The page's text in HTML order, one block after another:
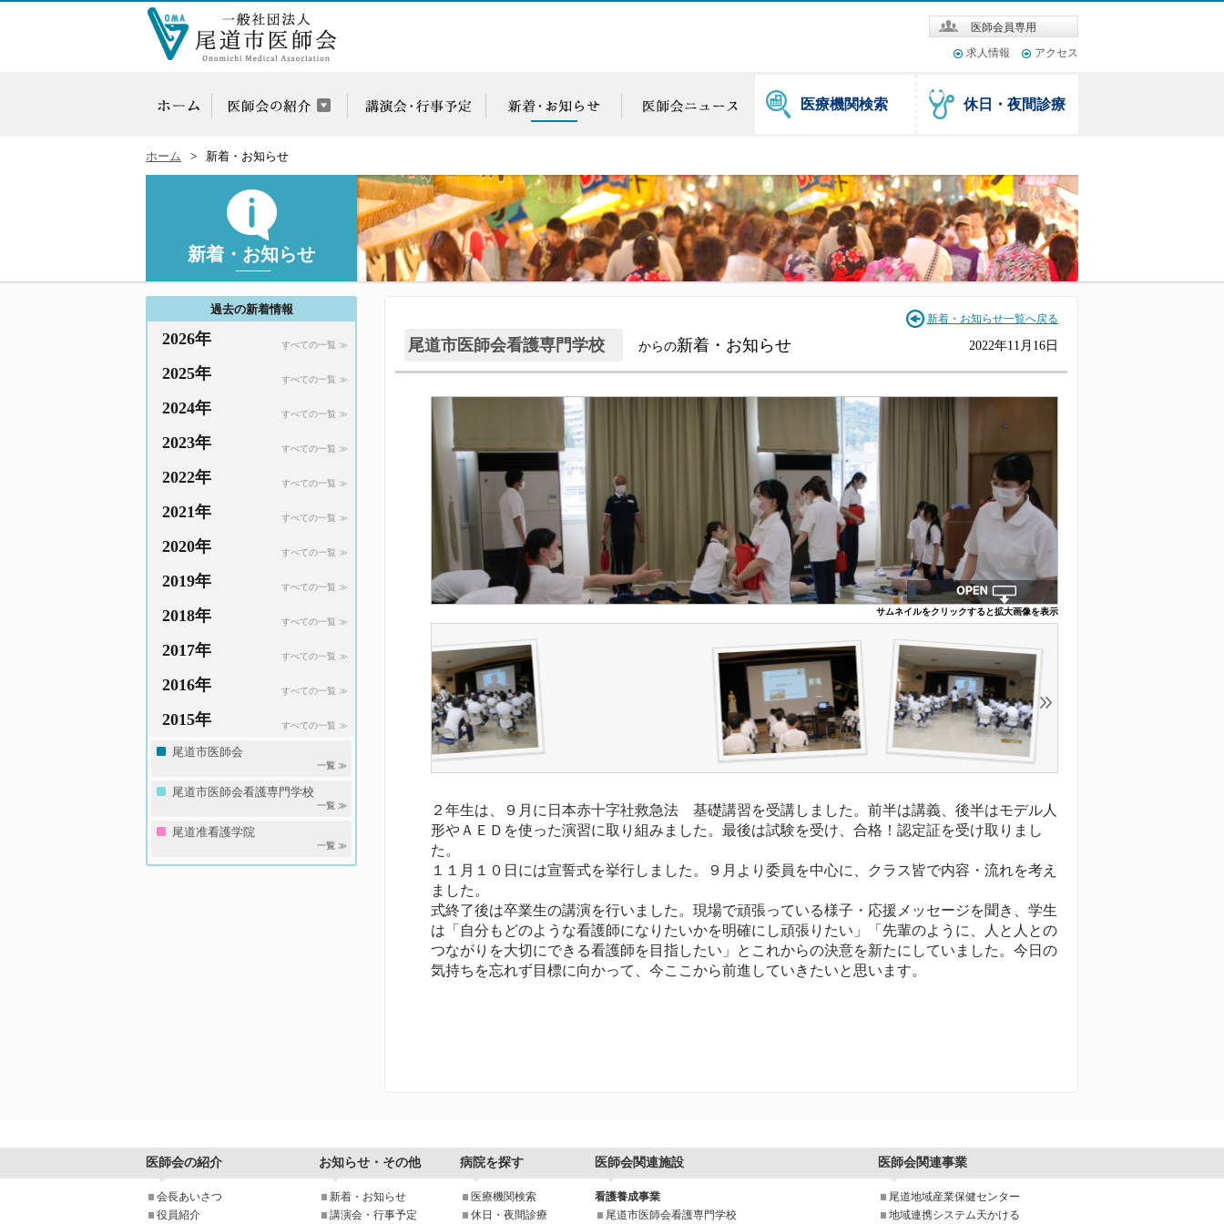
医師会員専用
アクセス
求人情報
医療機関検索 休日・夜間診療
ホーム 新着・お知らせ
新着・お知らせ
新着・お知らせ一覧へ戻る
尾道市医師会看護専門学校 からの新着・お知らせ 2022年11月16日
サムネイルをクリックすると拡大画像を表示
２年生は、９月に日本赤十字社救急法 基礎講習を受講しました。前半は講義、後半はモデル人
形やＡＥＤを使った演習に取り組みました。最後は試験を受け、合格！認定証を受け取りまし
た。
１１月１０日には宣誓式を挙行しました。９月より委員を中心に、クラス皆で内容・流れを考え
ました。
式終了後は卒業生の講演を行いました。現場で頑張っている様子・応援メッセージを聞き、学生
は「自分もどのような看護師になりたいかを明確にし頑張りたい」「先輩のように、人と人との
つながりを大切にできる看護師を目指したい」とこれからの決意を新たにしていました。今日の
気持ちを忘れず目標に向かって、今ここから前進していきたいと思います。
過去の新着情報
2026年 すべての一覧 ≫
2025年 すべての一覧 ≫
2024年 すべての一覧 ≫
2023年 すべての一覧 ≫
2022年 すべての一覧 ≫
2021年 すべての一覧 ≫
2020年 すべての一覧 ≫
2019年 すべての一覧 ≫
2018年 すべての一覧 ≫
2017年 すべての一覧 ≫
2016年 すべての一覧 ≫
2015年 すべての一覧 ≫
尾道市医師会
一覧 ≫
尾道市医師会看護専門学校
一覧 ≫
尾道准看護学院
一覧 ≫
医師会の紹介 お知らせ・その他 病院を探す 医師会関連施設 医師会関連事業
会長あいさつ
役員紹介
新着・お知らせ
講演会・行事予定
医療機関検索
休日・夜間診療
看護養成事業
尾道市医師会看護専門学校
尾道地域産業保健センター
地域連携システム天かける